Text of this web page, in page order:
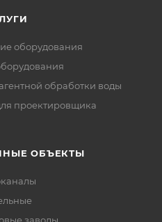
оборудования
обработки воды
проектировщика
ОБЪЕКТЫ